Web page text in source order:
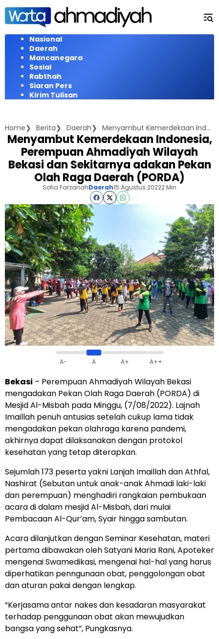
Langsung
konten
Nasional
Daerah
Mancanegara
Sosial
Rabthah
Siaran Pers
Kirim Tulisan
Home Berita Daerah Menyambut Kemerdekaan Indonesia, Perempuan Ahmadiyah Wilayah Bekasi dan Sekitarnya adakan Pekan Olah Raga Daerah (PORDA)
Menyambut Kemerdekaan Indonesia,
Perempuan Ahmadiyah Wilayah
Bekasi dan Sekitarnya adakan Pekan
Olah Raga Daerah (PORDA)
Sofia FarzanahDaerah15 Agustus 20222 Min
A- A A+ A++
Bekasi – Perempuan Ahmadiyah Wilayah Bekasi
mengadakan Pekan Olah Raga Daerah (PORDA) di
Mesjid Al-Misbah pada Minggu, (7/08/2022). Lajnah
Imaillah penuh antusias setelah cukup lama tidak
mengadakan pekan olahraga karena pandemi,
akhirnya dapat dilaksanakan dengan protokol
kesehatan yang tetap diterapkan.
Sejumlah 173 peserta yakni Lanjah Imaillah dan Athfal,
Nashirat (Sebutan untuk anak-anak Ahmadi laki-laki
dan perempuan) menghadiri rangkaian pembukaan
acara di dalam mesjid Al-Misbah, dari mulai
Pembacaan Al-Qur’am, Syair hingga sambutan.
Acara dilanjutkan dengan Seminar Kesehatan, materi
pertama dibawakan oleh Satyani Maria Rani, Apoteker
mengenai Swamedikasi, mengenai hal-hal yang harus
diperhatikan penngunaan obat, penggolongan obat
dan aturan pakai dengan lengkap.
“Kerjasama antar nakes dan kesadaran masyarakat
terhadap penggunaan obat akan mewujudkan
bangsa yang sehat”, Pungkasnya.